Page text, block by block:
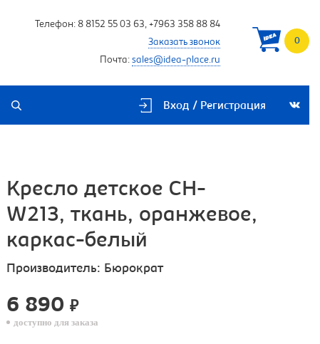
Телефон: 8 8152 55 03 63, +7963 358 88 84
Заказать звонок
Почта: sales@idea-place.ru
0
Вход / Регистрация
Кресло детское CH-
W213, ткань, оранжевое,
каркас-белый
Производитель: Бюрократ
6 890 ₽
доступно для заказа